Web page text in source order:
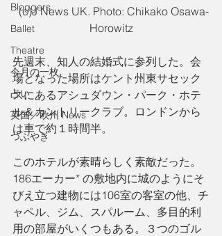
Bloggers
Ballet
Theatre
今月の一枚
占い
英国／欧州 News
つぶやき
  (c)J News UK. Photo: Chikako Osawa-
Horowitz
先週末、知人の結婚式に参列した。会
場となった場所はケント州東サセック
スにあるアシュダウン・パーク・ホテ
ル＆カントリークラブ。ロンドンから
は車で約１時間半。
このホテルが素晴らしく素敵だった。
186エーカー* の敷地内に城のようにそ
びえ立つ建物には106室の客室の他、チ
ャペル、ジム、スパルーム、多目的利
用の部屋がいくつもある。３つのゴル